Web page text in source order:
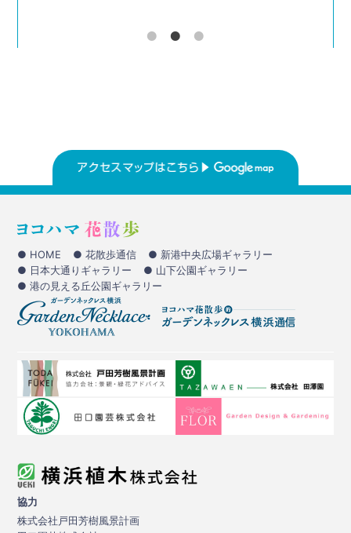
● HOME ● 花散歩通信
● 新港中央広場ギャラリー
● 日本大通りギャラリー
● 山下公園ギャラリー
● 港の見える丘公園ギャラリー
協力
株式会社戸田芳樹風景計画